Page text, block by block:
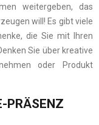
weitergeben, das
will! Es gibt viele
die Sie mit Ihren
Sie über kreative
oder Produkt
PRÄSENZ